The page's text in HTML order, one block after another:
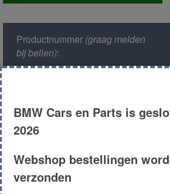
Productnummer(graag melden
bij bellen):
Kleur :
Carroserie :
BMW Cars en Parts is
2026
Webshop bestellingen
verzonden